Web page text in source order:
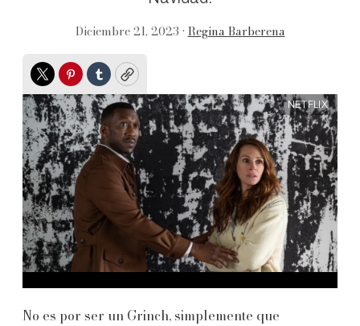
Diciembre 21, 2023 • Regina Barberena
TwitterPinterest
TumblrCopy
NETFLIX
No es por ser un Grinch, simplemente que